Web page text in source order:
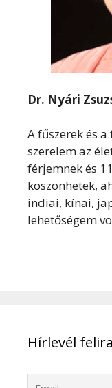
Dr. Nyári
A fűszerek és
szerelem az
férjemnek és
köszönhetek,
indiai, kínai,
lehetőségem
Hírlevél